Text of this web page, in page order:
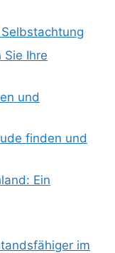
Ihre
und
finden und
Ein
im